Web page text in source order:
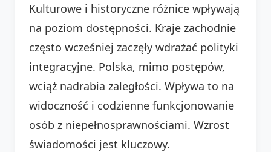
Kulturowe i historyczne różnice wpływają
na poziom dostępności. Kraje zachodnie
często wcześniej zaczęły wdrażać polityki
integracyjne. Polska, mimo postępów,
wciąż nadrabia zaległości. Wpływa to na
widoczność i codzienne funkcjonowanie
osób z niepełnosprawnościami. Wzrost
świadomości jest kluczowy.